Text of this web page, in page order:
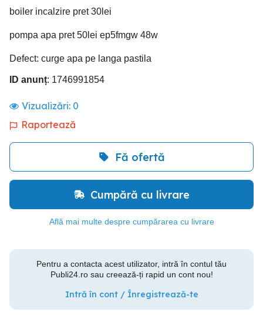
boiler incalzire pret 30lei
pompa apa pret 50lei ep5fmgw 48w
Defect: curge apa pe langa pastila
ID anunț: 1746991854
Vizualizări: 0
Raportează
Fă ofertă
Cumpără cu livrare
Află mai multe despre cumpărarea cu livrare
Pentru a contacta acest utilizator, intră în contul tău
Publi24.ro sau creează-ți rapid un cont nou!
Intră în cont / Înregistrează-te